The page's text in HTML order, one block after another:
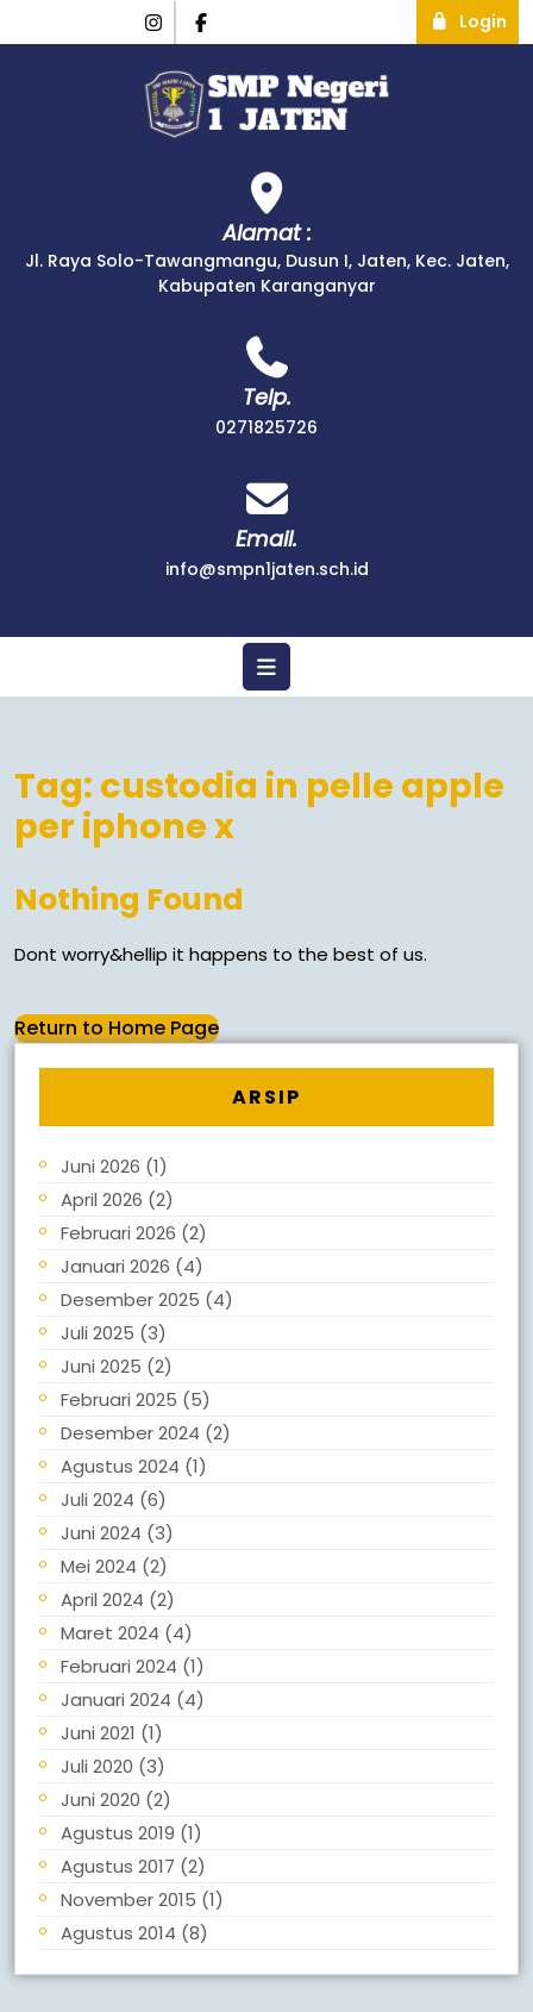
Login
Alamat :
Jl. Raya Solo-Tawangmangu, Dusun I, Jaten, Kec. Jaten,
Kabupaten Karanganyar
Telp.
0271825726
Email.
info@smpn1jaten.sch.id
Tag: custodia in pelle apple
per iphone x
Nothing Found
Dont worry&hellip it happens to the best of us.
Return to Home Page
ARSIP
Juni 2026 (1)
April 2026 (2)
Februari 2026 (2)
Januari 2026 (4)
Desember 2025 (4)
Juli 2025 (3)
Juni 2025 (2)
Februari 2025 (5)
Desember 2024 (2)
Agustus 2024 (1)
Juli 2024 (6)
Juni 2024 (3)
Mei 2024 (2)
April 2024 (2)
Maret 2024 (4)
Februari 2024 (1)
Januari 2024 (4)
Juni 2021 (1)
Juli 2020 (3)
Juni 2020 (2)
Agustus 2019 (1)
Agustus 2017 (2)
November 2015 (1)
Agustus 2014 (8)